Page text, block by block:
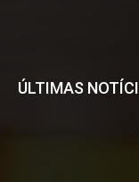
ÚLTIMAS